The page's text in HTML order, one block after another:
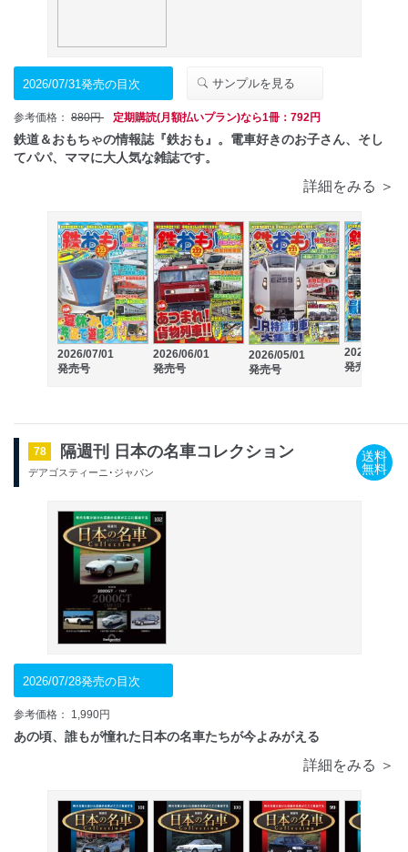
2026/07/31発売の目次 サンプルを見る
参考価格： 880円 定期購読(月額払いプラン)なら1冊：792円
鉄道＆おもちゃの情報誌『鉄おも』。電車好きのお子さん、そし
てパパ、ママに大人気な雑誌です。
詳細をみる ＞
2026/07/01
発売号
2026/06/01
発売号
2026/05/01
発売号
2026/04/01
発売号
78 隔週刊 日本の名車コレクション
デアゴスティーニ･ジャパン
送料
無料
2026/07/28発売の目次
参考価格： 1,990円
あの頃、誰もが憧れた日本の名車たちが今よみがえる
詳細をみる ＞